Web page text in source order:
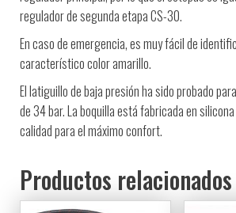
regulador de segunda etapa CS-30.
En caso de emergencia, es muy fácil de
característico color amarillo.
El latiguillo de baja presión ha sido probado
de 34 bar. La boquilla está fabricada en
calidad para el máximo confort.
Productos relacionados